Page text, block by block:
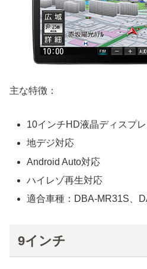
主な特徴：
10インチHD液晶ディスプレ
地デジ対応
Android Auto対応
ハイレゾ再生対応
適合車種：DBA-MR31S、
9インチ